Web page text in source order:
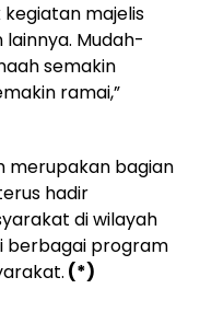
kegiatan majelis
Mudah-
semakin
ramai,”
merupakan bagian
hadir
di wilayah
berbagai program
(*)